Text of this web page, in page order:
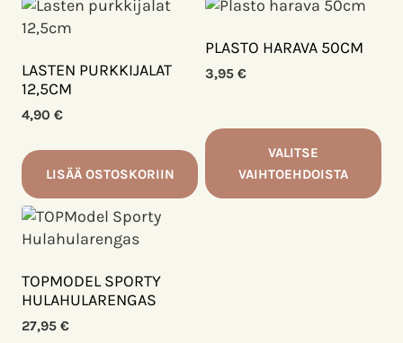
LASTEN PURKKIJALAT
12,5CM
4,90 €
LISÄÄ OSTOSKORIIN
PLASTO HARAVA 50CM
3,95 €
VALITSE
VAIHTOEHDOISTA
TOPMODEL SPORTY
HULAHULARENGAS
27,95 €